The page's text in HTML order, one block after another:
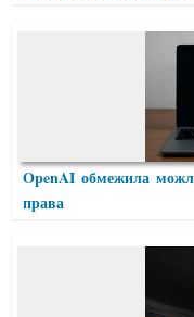
OpenAI обмежила
права